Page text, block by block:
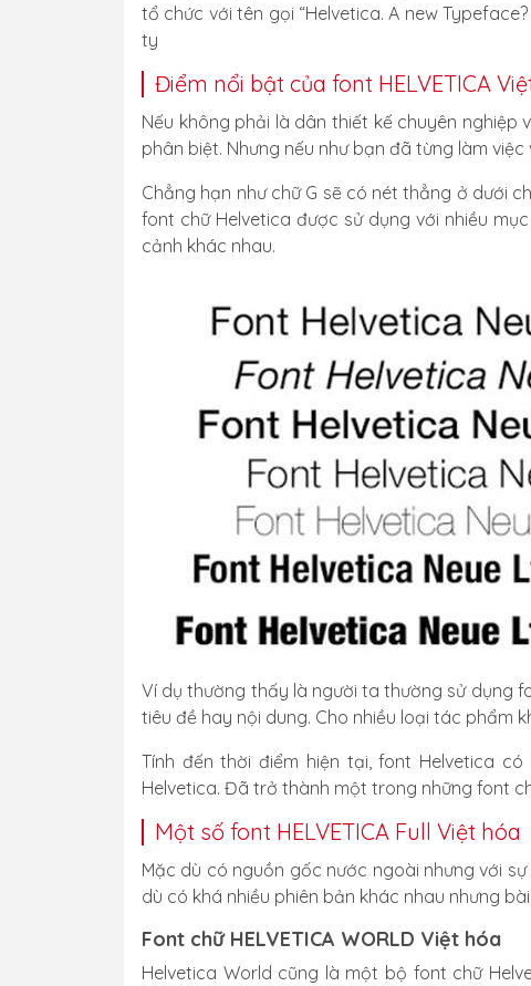
tổ chức với tên gọi “Helvetica. A new
ty
Điểm nổi bật của font HELVETICA
Nếu không phải là dân thiết kế chuyên
phân biệt. Nhưng nếu như bạn đã từng làm
Chẳng hạn như chữ G sẽ có nét thẳng ở dưới
font chữ Helvetica được sử dụng với nhiều
cảnh khác nhau.
Ví dụ thường thấy là người ta thường sử dụng
tiêu đề hay nội dung. Cho nhiều loại tác phẩm
Tính đến thời điểm hiện tại, font Helvetica
Helvetica. Đã trở thành một trong những font
Một số font HELVETICA Full Việt hóa
Mặc dù có nguồn gốc nước ngoài nhưng với
dù có khá nhiều phiên bản khác nhau nhưng
Font chữ HELVETICA WORLD Việt hóa
Helvetica World cũng là một bộ font chữ